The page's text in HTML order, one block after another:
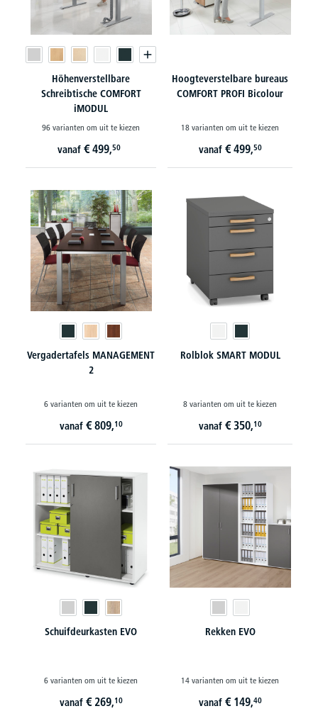
Höhenverstellbare
Schreibtische COMFORT
iMODUL
96 varianten om uit te kiezen
vanaf € 499,50
Hoogteverstelbare bureaus
COMFORT PROFI Bicolour
18 varianten om uit te kiezen
vanaf € 499,50
Vergadertafels MANAGEMENT
2
6 varianten om uit te kiezen
vanaf € 809,10
Rolblok SMART MODUL
8 varianten om uit te kiezen
vanaf € 350,10
Schuifdeurkasten EVO
6 varianten om uit te kiezen
vanaf € 269,10
Rekken EVO
14 varianten om uit te kiezen
vanaf € 149,40